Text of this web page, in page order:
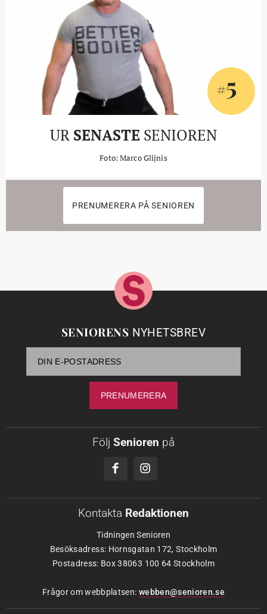
#5
UR SENASTE SENIOREN
Foto: Marco Glijnis
PRENUMERERA PÅ SENIOREN
SENIORENS NYHETSBREV
Följ Senioren på
Kontakta Redaktionen
Tidningen Senioren
Besöksadress: Hornsgatan 172, Stockholm
Postadress: Box 38063 100 64 Stockholm
Frågor om webbplatsen: webben@senioren.se